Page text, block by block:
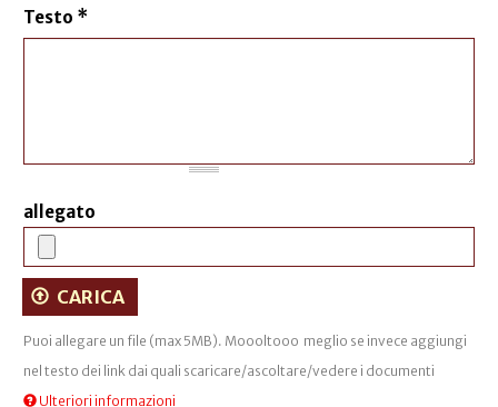
Testo *
allegato
CARICA
Puoi allegare un file (max 5MB). Moooltooo meglio se invece aggiungi
nel testo dei link dai quali scaricare/ascoltare/vedere i documenti
Ulteriori informazioni